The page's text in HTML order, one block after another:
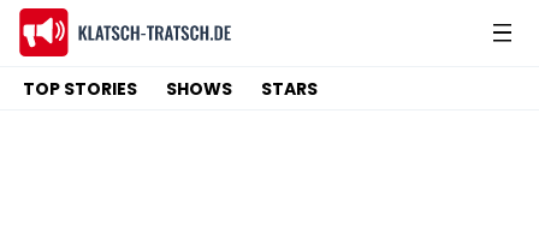
TOP STORIES SHOWS STARS